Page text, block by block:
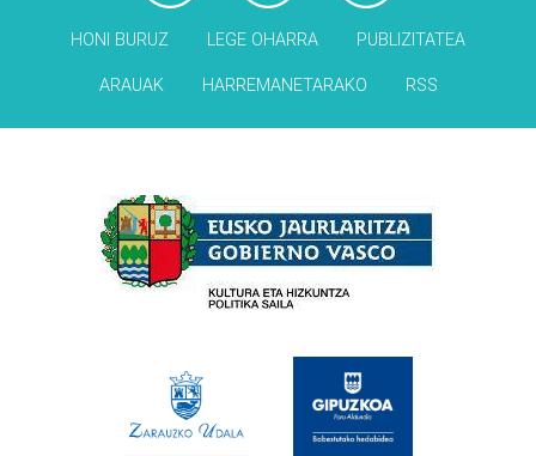
HONI BURUZ LEGE OHARRA PUBLIZITATEA
ARAUAK HARREMANETARAKO RSS